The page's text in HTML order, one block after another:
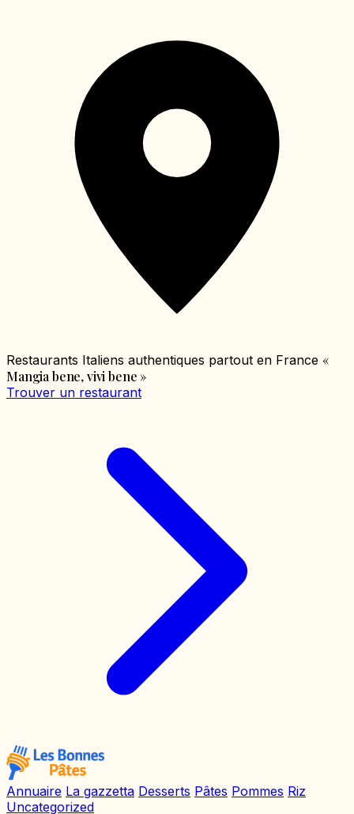
Restaurants Italiens authentiques partout en France «
Mangia bene, vivi bene »
Trouver un restaurant
Annuaire La gazzetta Desserts Pâtes Pommes Riz
Uncategorized